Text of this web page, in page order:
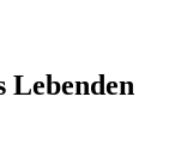
Lebenden